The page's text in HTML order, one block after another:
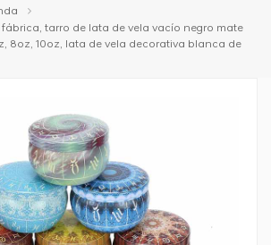
tarro de lata de vela vacío negro mate
8oz, 10oz, lata de vela decorativa blanca de